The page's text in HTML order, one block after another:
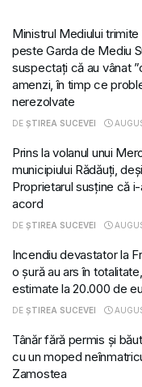
Ministrul Mediului
peste Garda de Mediu
suspectați că au vânat
amenzi, în timp ce
nerezolvate
DE ȘTIREA SUCEVEI
Prins la volanul unui
municipiului Rădăuți,
Proprietarul susține că
acord
DE ȘTIREA SUCEVEI
Incendiu devastator la
o șură au ars în
estimate la 20.000 de
DE ȘTIREA SUCEVEI
Tânăr fără permis și
cu un moped
Zamostea